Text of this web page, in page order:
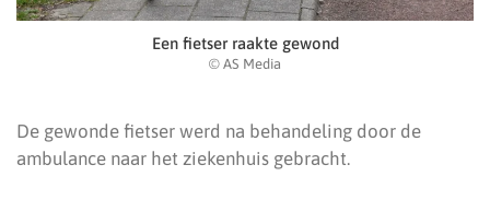
Een fietser raakte gewond
© AS Media
De gewonde fietser werd na behandeling door de
ambulance naar het ziekenhuis gebracht.